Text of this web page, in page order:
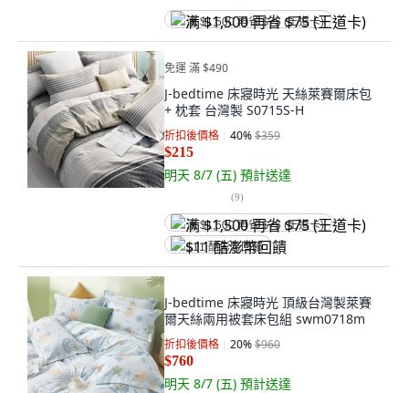
满 $1,500 再省 $75 (王道卡)
免運 滿 $490
J-bedtime 床寢時光 天絲萊賽爾床包
+ 枕套 台灣製 S0715S-H
折扣後價格 40%$359
$215
明天 8/7 (五) 預計送達
(9)
满 $1,500 再省 $75 (王道卡)
$11 酷澎幣回饋
J-bedtime 床寢時光 頂級台灣製萊賽
爾天絲兩用被套床包組 swm0718m
折扣後價格 20%$960
$760
明天 8/7 (五) 預計送達